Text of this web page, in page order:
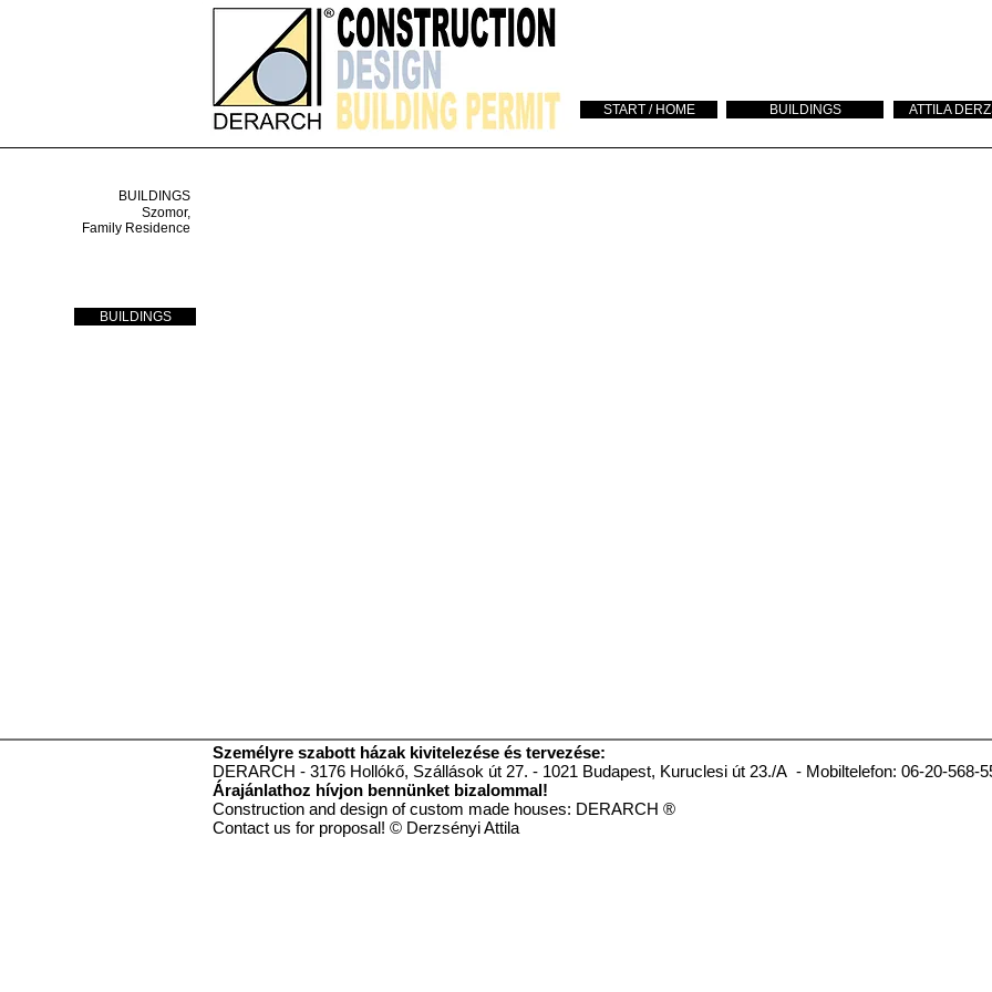
START / HOME BUILDINGS ATTILA
BUILDINGS
Szomor,
Family Residence
BUILDINGS
Személyre szabott házak kivitelezése és tervezése:
DERARCH - 3176 Hollókő, Szállások út 27. - 1021 Budapest, Kuruclesi út 23./A - Mobiltelefon: 06-20-568-
Árajánlathoz hívjon bennünket bizalommal!
Construction and design of custom made houses: DERARCH ®
Contact us for proposal! © Derzsényi Attila